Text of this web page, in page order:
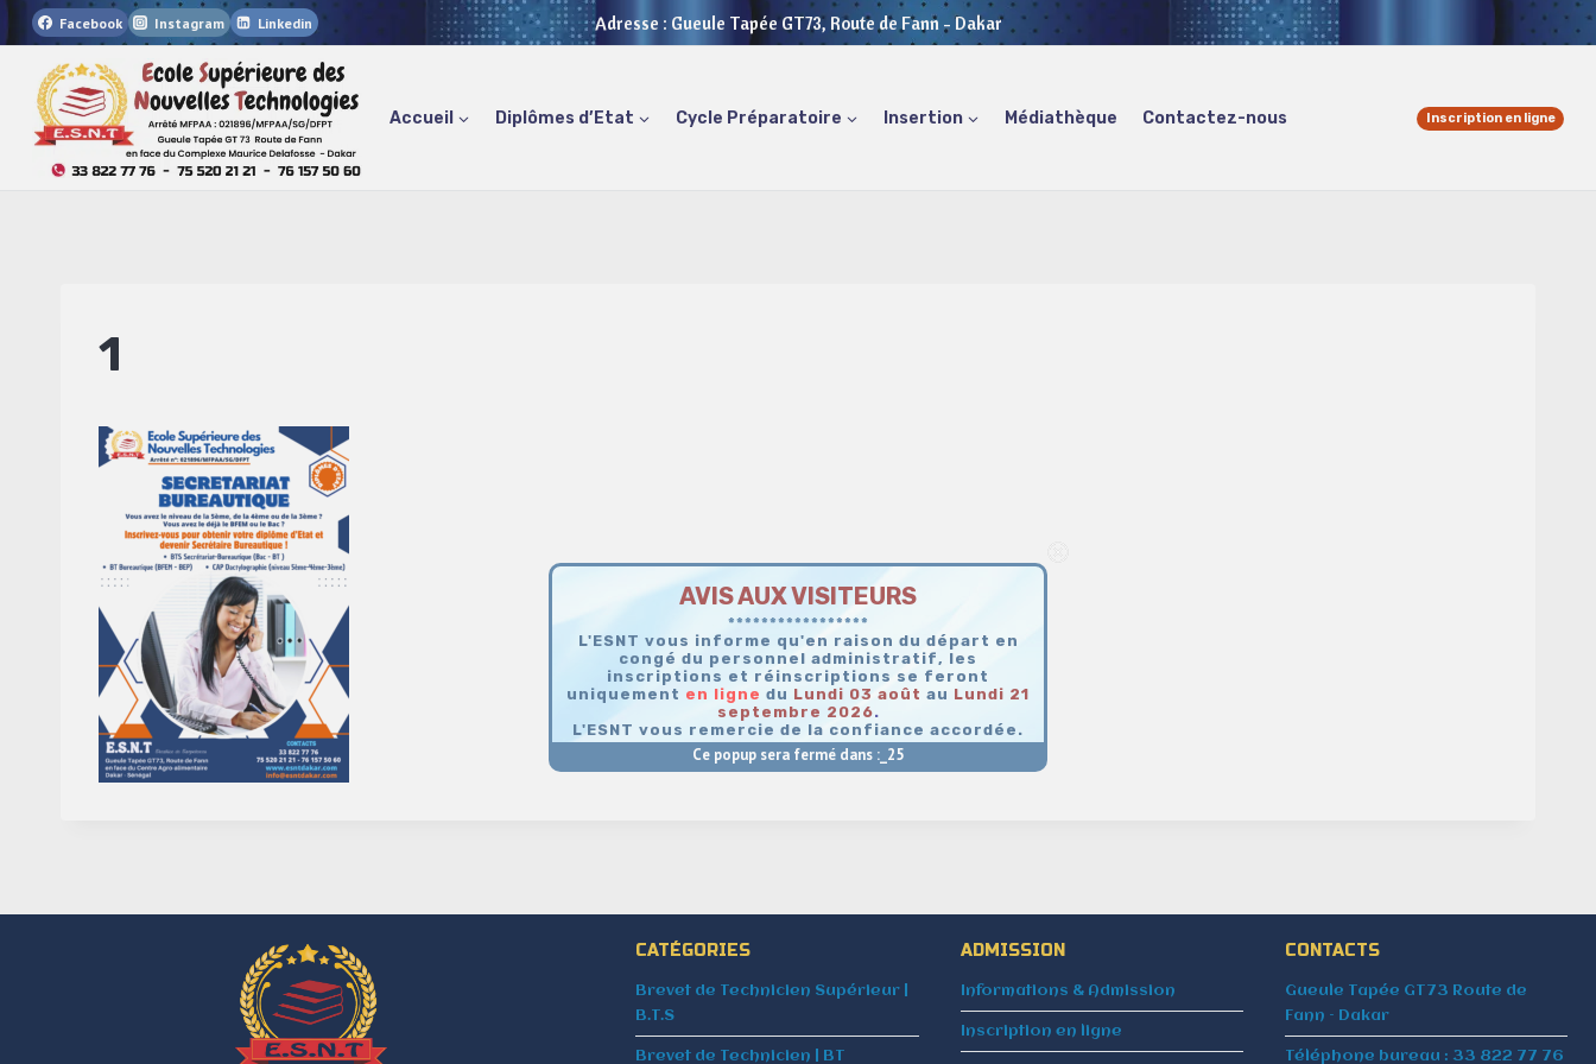
Aller
Facebook Instagram Linkedin Adresse : Gueule Tapée GT73, Route de Fann - Dakar
Accueil Diplômes d’Etat Cycle Préparatoire Insertion Médiathèque Contactez-nous Inscription en ligne
1
CATÉGORIES
Brevet de Technicien Supérieur |
B.T.S
Brevet de Technicien | BT
ADMISSION
Informations & Admission
Inscription en ligne
CONTACTS
Gueule Tapée GT73 Route de
Fann – Dakar
Téléphone bureau : 33 822 77 76
Ce popup sera fermé dans :_ 25
AVIS AUX VISITEURS
*****************
L'ESNT vous informe qu'en raison du départ en
congé du personnel administratif, les
inscriptions et réinscriptions se feront
uniquement en ligne du Lundi 03 août au Lundi 21
septembre 2026.
L'ESNT vous remercie de la confiance accordée.